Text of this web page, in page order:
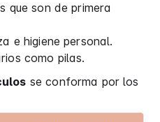
que son de primera
e higiene personal.
como pilas.
se conforma por los